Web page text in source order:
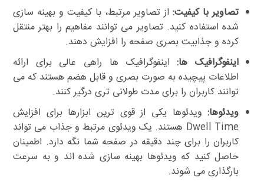
تصاویر با کیفیت:از تصاویر مرتبط، با کیفیت و بهینه سازی
شده استفاده کنید. تصاویر می توانند مفاهیم را بهتر منتقل
کرده و جذابیت بصری صفحه را افزایش دهند.
اینفوگرافیک ها:اینفوگرافیک ها راهی عالی برای ارائه
اطلاعات پیچیده به صورت بصری و قابل هضم هستند که می
توانند کاربران را برای مدت طولانی تری درگیر کنند.
ویدئوها:ویدئوها یکی از قوی ترین ابزارها برای افزایش
Dwell Time هستند. یک ویدئوی مرتبط و جذاب می تواند
کاربران را برای چند دقیقه در صفحه شما نگه دارد. اطمینان
حاصل کنید که ویدئوها بهینه سازی شده اند و به سرعت
بارگذاری می شوند.